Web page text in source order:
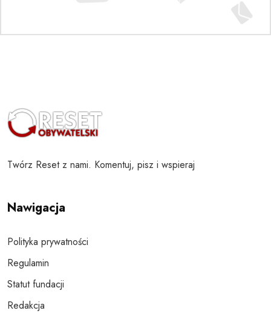
Twórz Reset z nami. Komentuj, pisz i wspieraj
Nawigacja
Polityka prywatności
Regulamin
Statut fundacji
Redakcja